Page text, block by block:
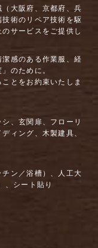
大阪府、京都府、兵
術のリペア技術を駆
サービスをご提供し
感のある作業服、経
のために。
とをお約束いたしま
、玄関扉、フローリ
ィング、木製建具、
ン／浴槽）、人工大
、シート貼り